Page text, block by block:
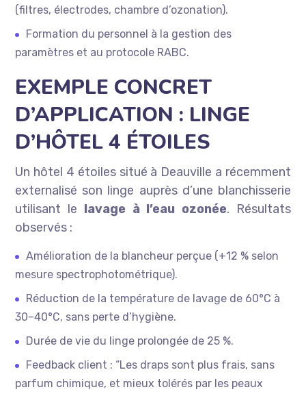
(filtres, électrodes, chambre d’ozonation).
Formation du personnel à la gestion des
paramètres et au protocole RABC.
EXEMPLE CONCRET
D’APPLICATION : LINGE
D’HÔTEL 4 ÉTOILES
Un hôtel 4 étoiles situé à Deauville a récemment
externalisé son linge auprès d’une blanchisserie
utilisant le lavage à l’eau ozonée. Résultats
observés :
Amélioration de la blancheur perçue (+12 % selon
mesure spectrophotométrique).
Réduction de la température de lavage de 60°C à
30–40°C, sans perte d’hygiène.
Durée de vie du linge prolongée de 25 %.
Feedback client : “Les draps sont plus frais, sans
parfum chimique, et mieux tolérés par les peaux